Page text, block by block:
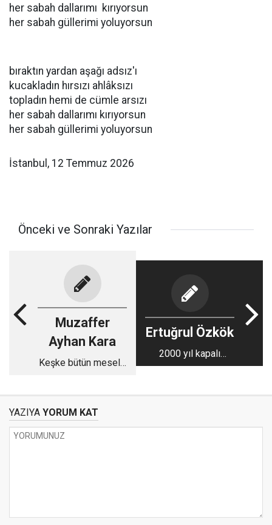
her sabah dallarımı kırıyorsun
her sabah güllerimi yoluyorsun
bıraktın yardan aşağı adsız'ı
kucakladın hırsızı ahlâksızı
topladın hemi de cümle arsızı
her sabah dallarımı kırıyorsun
her sabah güllerimi yoluyorsun
İstanbul, 12 Temmuz 2026
Önceki ve Sonraki Yazılar
Muzaffer
Ayhan Kara
Keşke bütün mesele
Ertuğrul Özkök
2000 yıl kapalı
odanın kapısı
YAZIYA YORUM KAT